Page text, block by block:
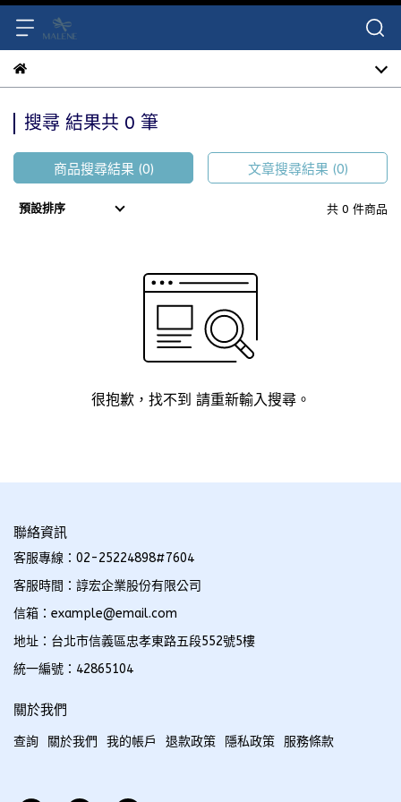
搜尋 結果共 0 筆
商品搜尋結果 (0) 文章搜尋結果 (0)
預設排序 共 0 件商品
很抱歉，找不到 請重新輸入搜尋。
聯絡資訊
客服專線：02-25224898#7604
客服時間：諄宏企業股份有限公司
信箱：example@email.com
地址：台北市信義區忠孝東路五段552號5樓
統一編號：42865104
關於我們
查詢 關於我們 我的帳戶 退款政策 隱私政策 服務條款